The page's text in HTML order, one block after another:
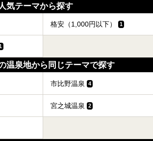
身、閉館中もボランティア作業や取材等で数回現地へ
みましたが、今回もオープン前日から初日にかけて現
。リニューアルした浴室・最新情報を中心に、以前と
気テーマから探す
格安（1,000円以下） 1
温泉地から同じテーマで探す
市比野温泉 4
宮之城温泉 2